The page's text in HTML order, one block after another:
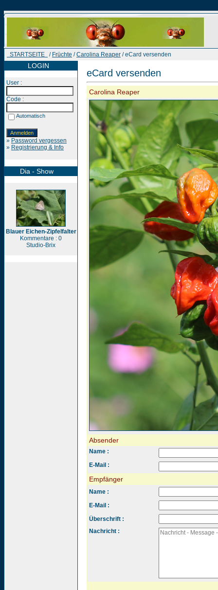
STARTSEITE / Früchte /Carolina Reaper / eCard versenden
LOGIN
User :
Code :
Automatisch
» Password vergessen
» Registrierung & Info
Dia - Show
Blauer Eichen-Zipfelfalter
Kommentare : 0
Studio-Brix
eCard versenden
Carolina Reaper
Absender
Name :
E-Mail :
Empfänger
Name :
E-Mail :
Überschrift :
Nachricht :